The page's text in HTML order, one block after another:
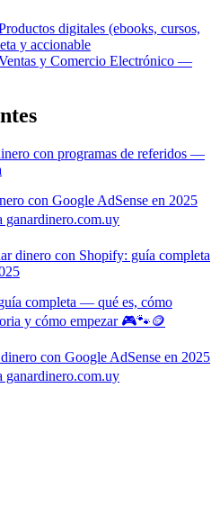
digitales (ebooks, cursos,
y accionable
y Comercio Electrónico —
con programas de referidos —
con Google AdSense en 2025
dinero con Shopify: guía completa
completa — qué es, cómo
y cómo empezar 🎮🐾🪙
con Google AdSense en 2025